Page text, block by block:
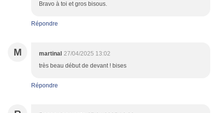
Bravo à toi et gros bisous.
Répondre
M martinal 27/04/2025 13:02
très beau début de devant ! bises
Répondre